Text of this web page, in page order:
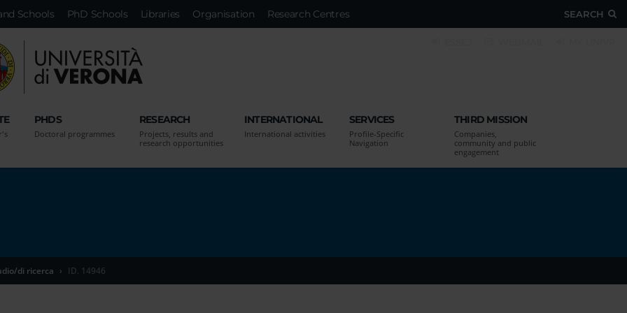
SEARCH
Schools PhD Schools Libraries Organisation Research Centres
PHDS
Doctoral programmes
RESEARCH
Projects, results and
research opportunities
INTERNATIONAL
International activities
SERVICES
Profile-Specific
Navigation
THIRD MISSION
Companies,
community and public
engagement
di ricerca ID. 14946